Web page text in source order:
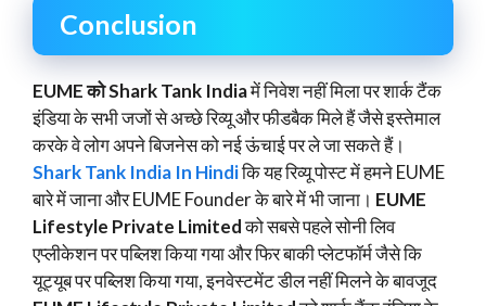
Conclusion
EUME को Shark Tank Indiaमें निवेश नहीं मिला पर शार्क टैंक
इंडिया के सभी जजों से अच्छे रिव्यू और फीडबैक मिले हैं जैसे इस्तेमाल
करके वे लोग अपने बिजनेस को नई ऊंचाई पर ले जा सकते हैं।
Shark Tank India In Hindiकि यह रिव्यू पोस्ट में हमने EUME
बारे में जाना और EUME Founder के बारे में भी जाना। EUME
Lifestyle Private Limitedको सबसे पहले सोनी लिव
एप्लीकेशन पर पब्लिश किया गया और फिर बाकी प्लेटफॉर्म जैसे कि
यूट्यूब पर पब्लिश किया गया, इनवेस्टमेंट डील नहीं मिलने के बावजूद